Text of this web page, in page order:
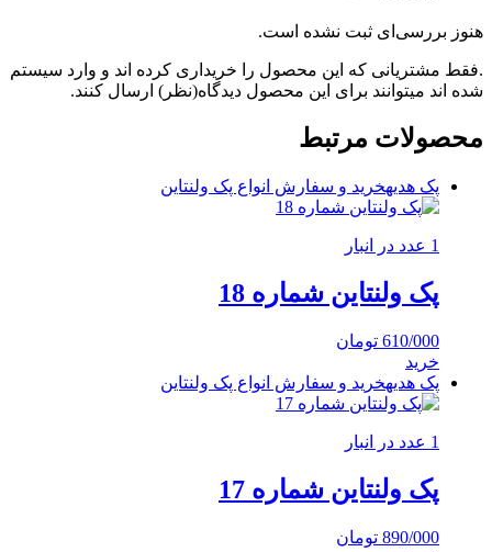
هنوز بررسی‌ای ثبت نشده است.
.فقط مشتریانی که این محصول را خریداری کرده اند و وارد سیستم
شده اند میتوانند برای این محصول دیدگاه(نظر) ارسال کنند.
محصولات مرتبط
پک هدیهخرید و سفارش انواع پک ولنتاین
1 عدد در انبار
پک ولنتاین شماره 18
610/000 تومان
خرید
پک هدیهخرید و سفارش انواع پک ولنتاین
1 عدد در انبار
پک ولنتاین شماره 17
890/000 تومان